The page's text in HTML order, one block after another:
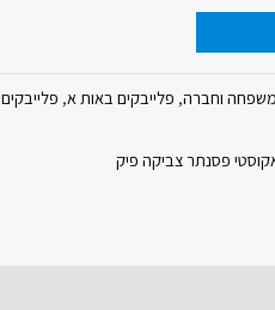
משפחה וחברה, פלייבקים באות א, פלייבקים
פסנתר צביקה פיק